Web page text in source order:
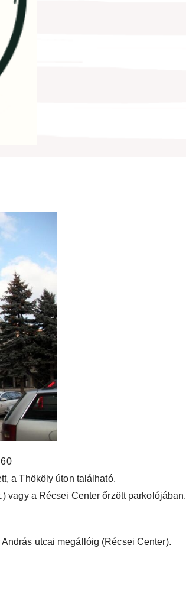
a Thököly úton található.
vagy a Récsei Center őrzött parkolójában.
utcai megállóig (Récsei Center).